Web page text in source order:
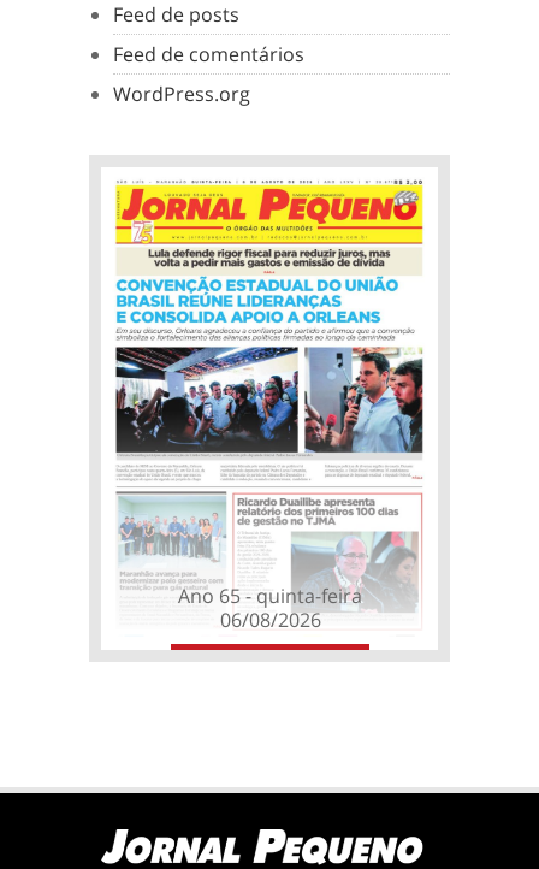
Feed de posts
Feed de comentários
WordPress.org
Ano 65 - quinta-feira
06/08/2026